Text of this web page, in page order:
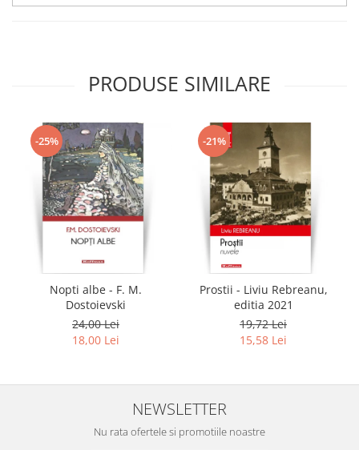
PRODUSE SIMILARE
-25%
Nopti albe - F. M.
Dostoievski
24,00 Lei
18,00 Lei
-21%
Prostii - Liviu Rebreanu,
editia 2021
19,72 Lei
15,58 Lei
NEWSLETTER
Nu rata ofertele si promotiile noastre